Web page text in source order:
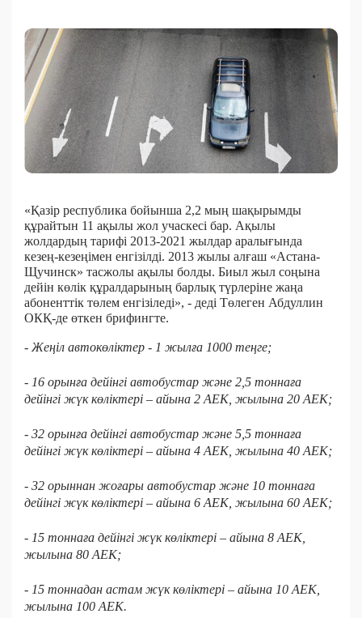
«Қазір республика бойынша 2,2 мың шақырымды
құрайтын 11 ақылы жол учаскесі бар. Ақылы
жолдардың тарифі 2013-2021 жылдар аралығында
кезең-кезеңімен енгізілді. 2013 жылы алғаш «Астана-
Щучинск» тасжолы ақылы болды. Биыл жыл соңына
дейін көлік құралдарының барлық түрлеріне жаңа
абоненттік төлем енгізіледі», - деді Төлеген Абдуллин
ОКҚ-де өткен брифингте.
- Жеңіл автокөліктер - 1 жылға 1000 теңге;
- 16 орынға дейінгі автобустар және 2,5 тоннаға
дейінгі жүк көліктері – айына 2 АЕК, жылына 20 АЕК;
- 32 орынға дейінгі автобустар және 5,5 тоннаға
дейінгі жүк көліктері – айына 4 АЕК, жылына 40 АЕК;
- 32 орыннан жоғары автобустар және 10 тоннаға
дейінгі жүк көліктері – айына 6 АЕК, жылына 60 АЕК;
- 15 тоннаға дейінгі жүк көліктері – айына 8 АЕК,
жылына 80 АЕК;
- 15 тоннадан астам жүк көліктері – айына 10 АЕК,
жылына 100 АЕК.